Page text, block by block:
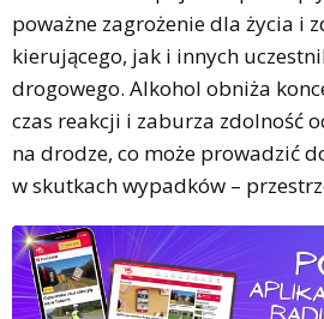
poważne zagrożenie dla życia i
kierującego, jak i innych
drogowego. Alkohol obniża
czas reakcji i zaburza zdolność
na drodze, co może prowadzić
w skutkach wypadków –